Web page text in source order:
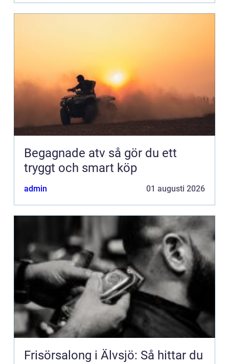
Begagnade atv så gör du ett
tryggt och smart köp
admin 01 augusti 2026
Frisörsalong i Älvsjö: Så hittar du